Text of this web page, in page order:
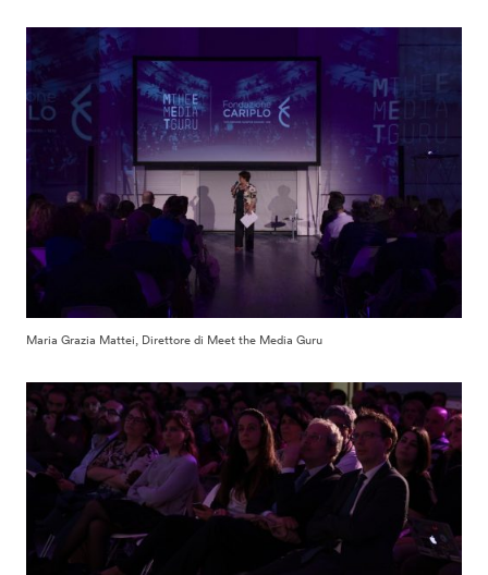
Maria Grazia Mattei, Direttore di Meet the Media Guru